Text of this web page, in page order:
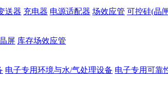
送器 充电器 电源适配器 场效应管 可控硅(晶
屏 库存场效应管
电子专用环境与水/气处理设备 电子专用可靠